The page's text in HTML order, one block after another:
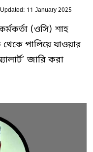
11 January 2025
কর্মকর্তা (ওসি) শাহ
পালিয়ে যাওয়ার
জারি করা